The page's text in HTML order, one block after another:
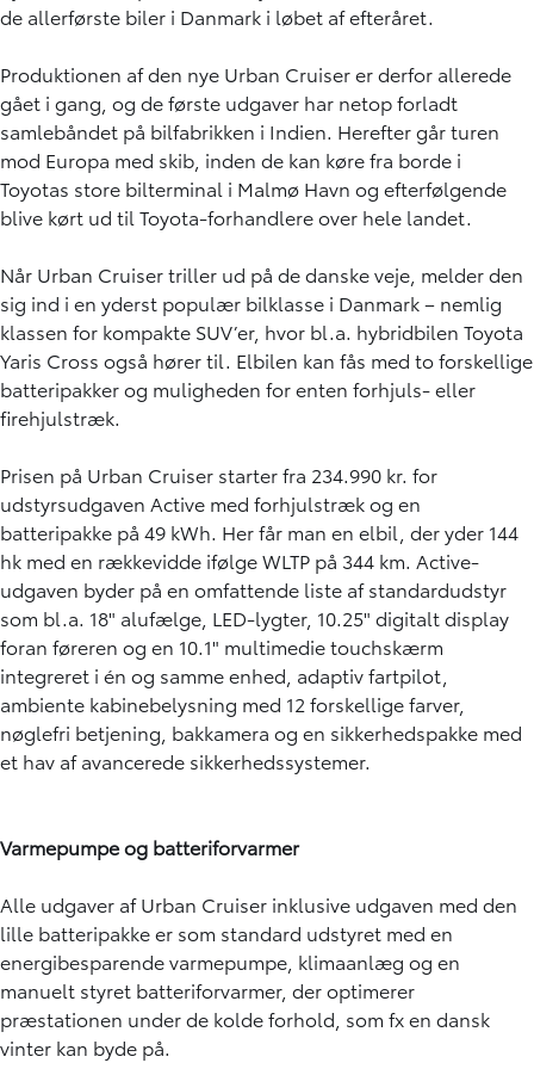
de allerførste biler i Danmark i løbet af efteråret.
Produktionen af den nye Urban Cruiser er derfor allerede
gået i gang, og de første udgaver har netop forladt
samlebåndet på bilfabrikken i Indien. Herefter går turen
mod Europa med skib, inden de kan køre fra borde i
Toyotas store bilterminal i Malmø Havn og efterfølgende
blive kørt ud til Toyota-forhandlere over hele landet.
Når Urban Cruiser triller ud på de danske veje, melder den
sig ind i en yderst populær bilklasse i Danmark – nemlig
klassen for kompakte SUV’er, hvor bl.a. hybridbilen Toyota
Yaris Cross også hører til. Elbilen kan fås med to forskellige
batteripakker og muligheden for enten forhjuls- eller
firehjulstræk.
Prisen på Urban Cruiser starter fra 234.990 kr. for
udstyrsudgaven Active med forhjulstræk og en
batteripakke på 49 kWh. Her får man en elbil, der yder 144
hk med en rækkevidde ifølge WLTP på 344 km. Active-
udgaven byder på en omfattende liste af standardudstyr
som bl.a. 18" alufælge, LED-lygter, 10.25" digitalt display
foran føreren og en 10.1" multimedie touchskærm
integreret i én og samme enhed, adaptiv fartpilot,
ambiente kabinebelysning med 12 forskellige farver,
nøglefri betjening, bakkamera og en sikkerhedspakke med
et hav af avancerede sikkerhedssystemer.
Varmepumpe og batteriforvarmer
Alle udgaver af Urban Cruiser inklusive udgaven med den
lille batteripakke er som standard udstyret med en
energibesparende varmepumpe, klimaanlæg og en
manuelt styret batteriforvarmer, der optimerer
præstationen under de kolde forhold, som fx en dansk
vinter kan byde på.